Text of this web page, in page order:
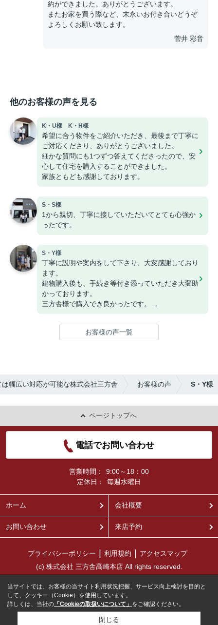
約ができました。ありがとうございます。
またお家を買う際など、末永いお付き合いどうぞ
よろしくお願い致します。
菅井 彩音
他のお客様の声を見る
K・U様 K・H様
希望に合う物件をご紹介いただき、最後まで丁寧に
ご対応くださり、ありがとうございました。
細かな質問にも1つずつ答えてくださったので、安
心して住宅を購入することができました。
家族ともども感謝しております。
S・S様
1から親切、丁寧に接していただいてとても心強か
ったです。
S・Y様
丁寧に説明や案内をして下さり、大変感謝しており
ます。
建物購入後も、手続き等付き添っていただき大変助
かっております。
三方舎様で購入でき良かったです。
今後ともよろしくお願いいたします。
お客様の声一覧
幅広い対応が可能な株式会社三方舎 お客様の声 S・Y様
ページトップへ
電話でお問い合わせ
営業時間：
9:00～18：00
定休日：
毎週水曜日
ホーム 会社概要
お問い合わせ 来店予約
プライバシーポリシー 利用規約
アクセスマップ
(c) 株式会社 三方舎高崎本店 All rights reserved.
当サイトでは、お客様の当サイト利用状況把握、サービス向上検討を目的と
して、クッキー（Cookie）を使用しています。
詳しくは、当社の 「Cookieの取扱いについて」 をご確認ください。
閉じる